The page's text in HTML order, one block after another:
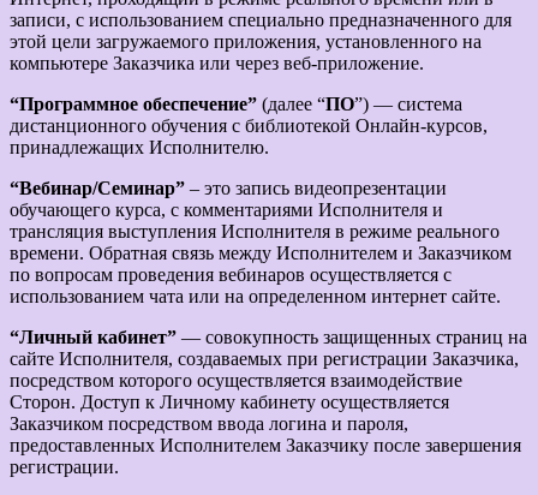
записи, с использованием специально предназначенного для
этой цели загружаемого приложения, установленного на
компьютере Заказчика или через веб-приложение.
“Программное обеспечение” (далее “ПО”) — система
дистанционного обучения с библиотекой Онлайн-курсов,
принадлежащих Исполнителю.
“Вебинар/Семинар” – это запись видеопрезентации
обучающего курса, с комментариями Исполнителя и
трансляция выступления Исполнителя в режиме реального
времени. Обратная связь между Исполнителем и Заказчиком
по вопросам проведения вебинаров осуществляется с
использованием чата или на определенном интернет сайте.
“Личный кабинет” — совокупность защищенных страниц на
сайте Исполнителя, создаваемых при регистрации Заказчика,
посредством которого осуществляется взаимодействие
Сторон. Доступ к Личному кабинету осуществляется
Заказчиком посредством ввода логина и пароля,
предоставленных Исполнителем Заказчику после завершения
регистрации.